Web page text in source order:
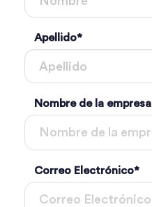
Apellido*
Nombre de la empresa
Correo Electrónico*